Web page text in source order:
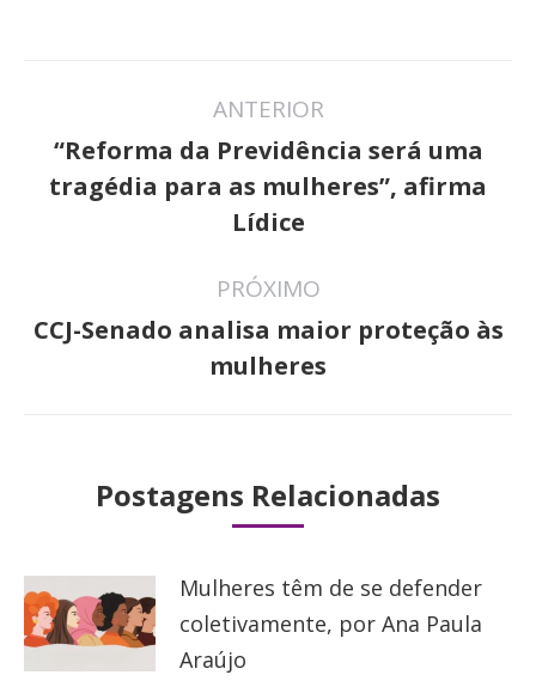
de
post:
ANTERIOR
Post
anterior:
“Reforma da Previdência será uma
tragédia para as mulheres”, afirma
Lídice
PRÓXIMO
Próximo
post:
CCJ-Senado analisa maior proteção às
mulheres
Postagens Relacionadas
Mulheres têm de se defender
coletivamente, por Ana Paula
Araújo